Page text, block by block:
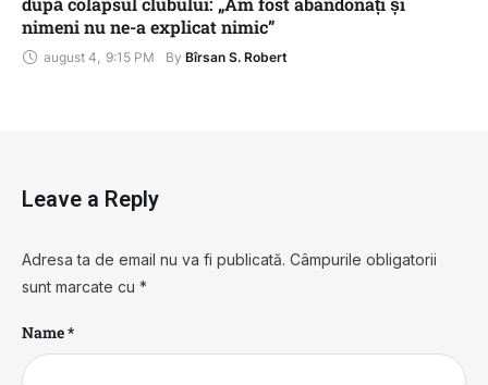
nimeni nu ne-a explicat nimic”
august 4 9:15 PM By Bîrsan S. Robert
Leave a Reply
Adresa ta de email nu va fi publicată. Câmpurile obligatorii
sunt marcate cu *
Name *